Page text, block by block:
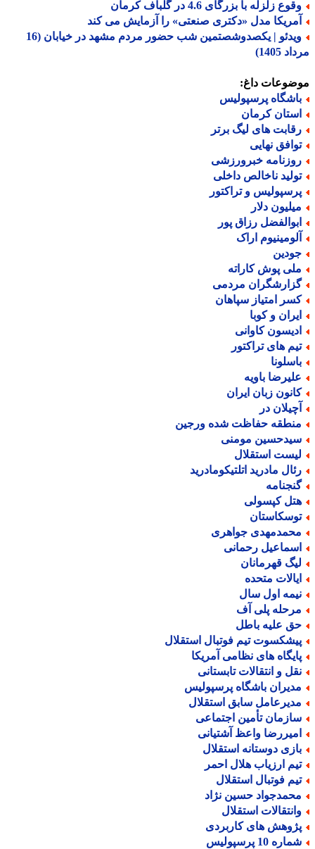
زلزله با بزرگای 4.6 در گلباف کرمان
مدل «دکتری صنعتی» را آزمایش می کند
ویدئو | یکصدوشصتمین شب حضور مردم مشهد در خیابان (16
1405)
داغ:
پرسپولیس
کرمان
های لیگ برتر
نهایی
خبرورزشی
ناخالص داخلی
و تراکتور
دلار
رزاق پور
اراک
پوش کاراته
مردمی
امتیاز سپاهان
و کوبا
کاوانی
های تراکتور
باویه
زبان ایران
در
حفاظت شده ورجین
مومنی
استقلال
مادرید اتلتیکومادرید
کپسولی
جواهری
رحمانی
قهرمانان
متحده
اول سال
پلی آف
علیه باطل
تیم فوتبال استقلال
های نظامی آمریکا
و انتقالات تابستانی
باشگاه پرسپولیس
سابق استقلال
تأمین اجتماعی
واعظ آشتیانی
دوستانه استقلال
ارزیاب هلال احمر
فوتبال استقلال
حسین نژاد
استقلال
های کاربردی
10 پرسپولیس